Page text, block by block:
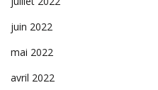
juin 2022
mai 2022
avril 2022